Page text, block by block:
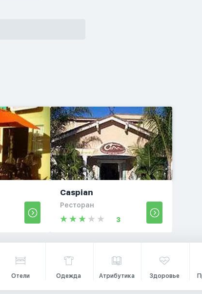
Caspian
Ресторан
3
Отели Одежда Атрибутика Здоровье